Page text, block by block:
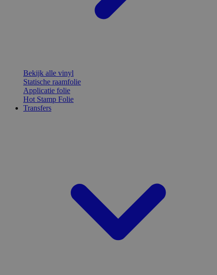
Bekijk alle vinyl
Statische raamfolie
Applicatie folie
Hot Stamp Folie
Transfers